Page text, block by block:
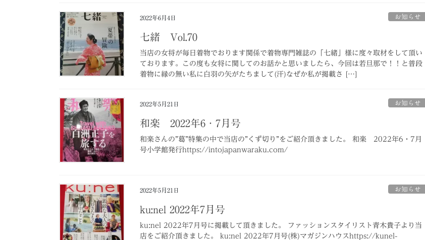
2022年6月4日 お知らせ
七緒 Vol.70
当店の女将が毎日着物でおります関係で着物専門雑誌の「七緒」様に度々取材をして頂い
ております。この度も女将に関してのお話かと思いましたら、今回は若旦那で！！と普段
着物に縁の無い私に白羽の矢がたちまして(汗)なぜか私が掲載さ […]
2022年5月21日 お知らせ
和楽 2022年6・7月号
和楽さんの”葛”特集の中で当店の”くず切り”をご紹介頂きました。 和楽 2022年6・7月
号小学館発行https://intojapanwaraku.com/
2022年5月21日 お知らせ
ku:nel 2022年7月号
ku:nel 2022年7月号に掲載して頂きました。 ファッションスタイリスト青木貴子より当
店をご紹介頂きました。 ku:nel 2022年7月号(株)マガジンハウスhttps://kunel-